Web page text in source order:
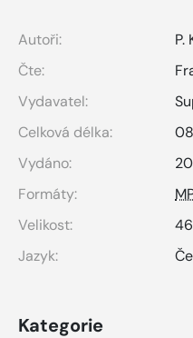
Autoři: P.
Čte:
Vydavatel:
Celková délka:
Vydáno:
Formáty:
Velikost:
Jazyk:
Kategorie